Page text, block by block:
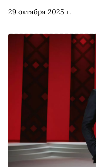
29 октября 2025 г.
ближайшей неделе